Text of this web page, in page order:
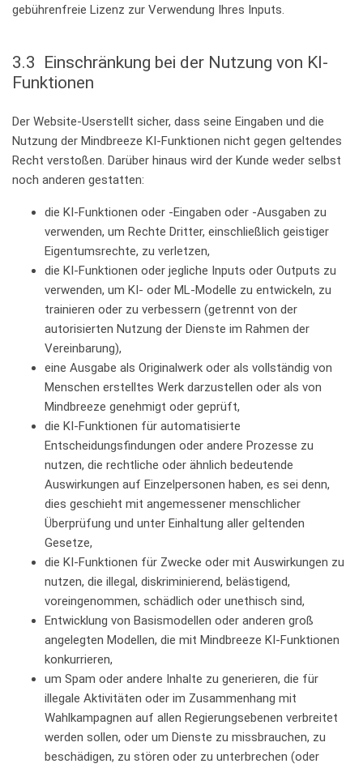
gebührenfreie Lizenz zur Verwendung Ihres Inputs.
3.3 Einschränkung bei der Nutzung von KI-
Funktionen
Der Website-Userstellt sicher, dass seine Eingaben und die
Nutzung der Mindbreeze KI-Funktionen nicht gegen geltendes
Recht verstoßen. Darüber hinaus wird der Kunde weder selbst
noch anderen gestatten:
die KI-Funktionen oder -Eingaben oder -Ausgaben zu
verwenden, um Rechte Dritter, einschließlich geistiger
Eigentumsrechte, zu verletzen,
die KI-Funktionen oder jegliche Inputs oder Outputs zu
verwenden, um KI- oder ML-Modelle zu entwickeln, zu
trainieren oder zu verbessern (getrennt von der
autorisierten Nutzung der Dienste im Rahmen der
Vereinbarung),
eine Ausgabe als Originalwerk oder als vollständig von
Menschen erstelltes Werk darzustellen oder als von
Mindbreeze genehmigt oder geprüft,
die KI-Funktionen für automatisierte
Entscheidungsfindungen oder andere Prozesse zu
nutzen, die rechtliche oder ähnlich bedeutende
Auswirkungen auf Einzelpersonen haben, es sei denn,
dies geschieht mit angemessener menschlicher
Überprüfung und unter Einhaltung aller geltenden
Gesetze,
die KI-Funktionen für Zwecke oder mit Auswirkungen zu
nutzen, die illegal, diskriminierend, belästigend,
voreingenommen, schädlich oder unethisch sind,
Entwicklung von Basismodellen oder anderen groß
angelegten Modellen, die mit Mindbreeze KI-Funktionen
konkurrieren,
um Spam oder andere Inhalte zu generieren, die für
illegale Aktivitäten oder im Zusammenhang mit
Wahlkampagnen auf allen Regierungsebenen verbreitet
werden sollen, oder um Dienste zu missbrauchen, zu
beschädigen, zu stören oder zu unterbrechen (oder